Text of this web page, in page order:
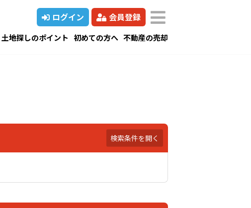
ログイン 会員登録
土地探しのポイント 初めての方へ 不動産の売却
検索条件を開く